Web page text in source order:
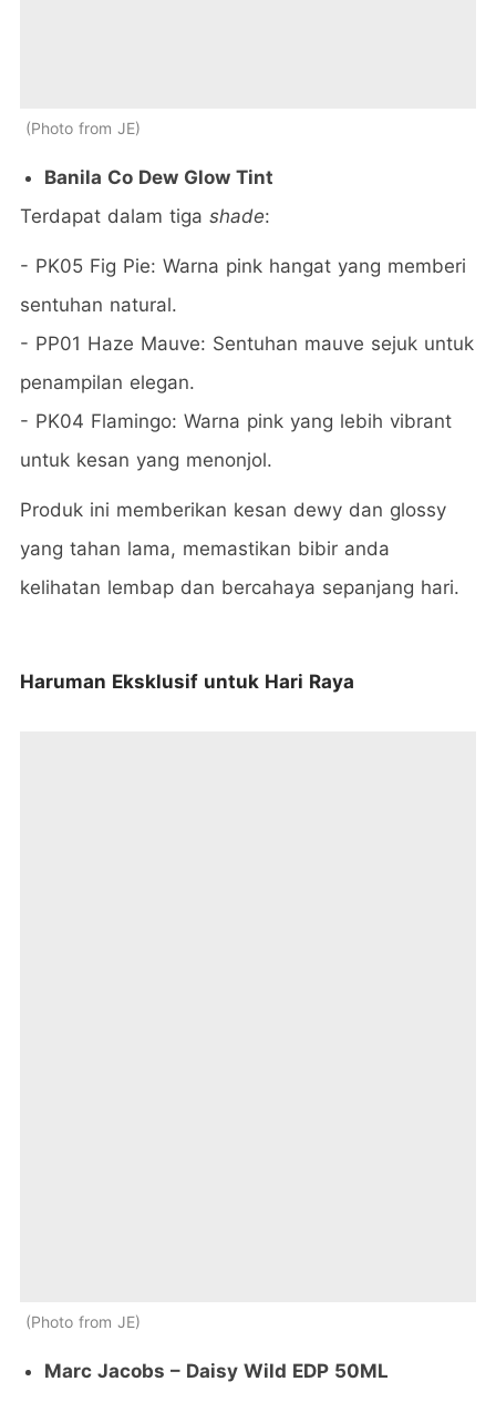
Photo from JE
Banila Co Dew Glow Tint
Terdapat dalam tiga shade:
- PK05 Fig Pie: Warna pink hangat yang memberi
sentuhan natural.
- PP01 Haze Mauve: Sentuhan mauve sejuk untuk
penampilan elegan.
- PK04 Flamingo: Warna pink yang lebih vibrant
untuk kesan yang menonjol.
Produk ini memberikan kesan dewy dan glossy
yang tahan lama, memastikan bibir anda
kelihatan lembap dan bercahaya sepanjang hari.
Haruman Eksklusif untuk Hari Raya
Photo from JE
Marc Jacobs – Daisy Wild EDP 50ML